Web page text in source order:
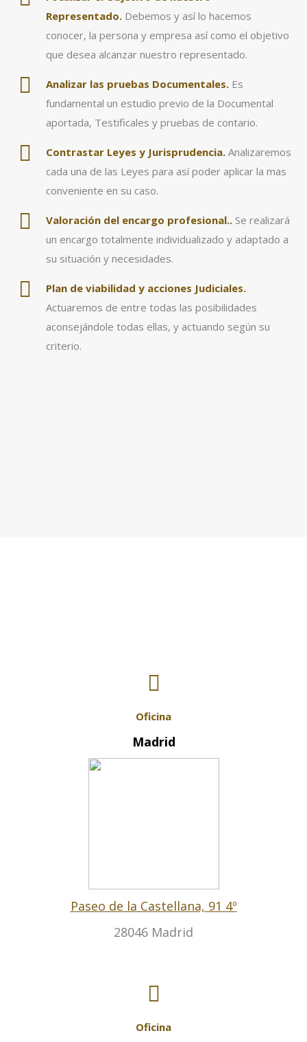
Representado. Debemos y así lo hacemos
conocer, la persona y empresa así como el objetivo
que desea alcanzar nuestro representado.
Analizar las pruebas Documentales. Es
fundamental un estudio previo de la Documental
aportada, Testificales y pruebas de contario.
Contrastar Leyes y Jurisprudencia. Analizaremos
cada una de las Leyes para así poder aplicar la mas
conveniente en su caso.
Valoración del encargo profesional.. Se realizará
un encargo totalmente individualizado y adaptado a
su situación y necesidades.
Plan de viabilidad y acciones Judiciales.
Actuaremos de entre todas las posibilidades
aconsejándole todas ellas, y actuando según su
criterio.
Oficina
Madrid
Paseo de la Castellana, 91 4º
28046 Madrid
Oficina